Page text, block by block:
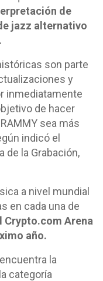
de
jazz alternativo
son parte
y
inmediatamente
de hacer
sea más
indicó el
de la Grabación,
a nivel mundial
en cada una de
Crypto.com Arena
año.
la
categoría